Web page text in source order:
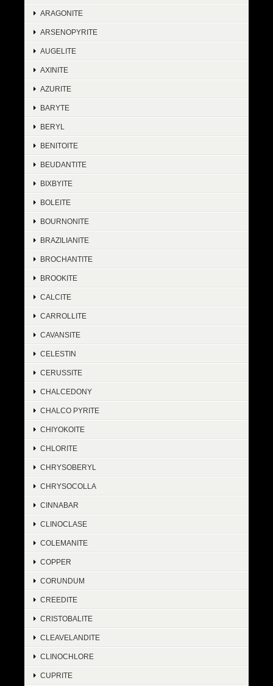
ARAGONITE
ARSENOPYRITE
AUGELITE
AXINITE
AZURITE
BARYTE
BERYL
BENITOITE
BEUDANTITE
BIXBYITE
BOLEITE
BOURNONITE
BRAZILIANITE
BROCHANTITE
BROOKITE
CALCITE
CARROLLITE
CAVANSITE
CELESTIN
CERUSSITE
CHALCEDONY
CHALCO PYRITE
CHIYOKOITE
CHLORITE
CHRYSOBERYL
CHRYSOCOLLA
CINNABAR
CLINOCLASE
COLEMANITE
COPPER
CORUNDUM
CREEDITE
CRISTOBALITE
CLEAVELANDITE
CLINOCHLORE
CUPRITE